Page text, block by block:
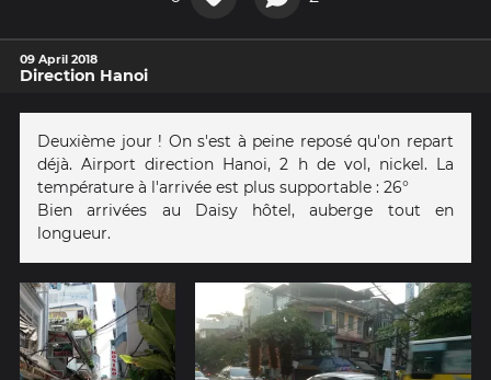
09 April 2018
Direction Hanoi
Deuxième jour ! On s'est à peine reposé qu'on repart
déjà. Airport direction Hanoi, 2 h de vol, nickel. La
température à l'arrivée est plus supportable : 26°
Bien arrivées au Daisy hôtel, auberge tout en
longueur.